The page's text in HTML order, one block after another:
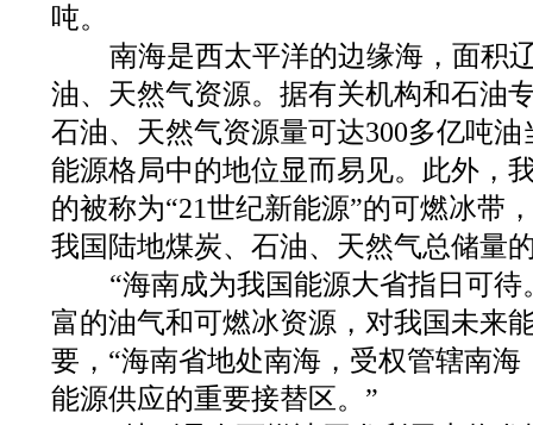
吨。
南海是西太平洋的边缘海，面积
油、天然气资源。据有关机构和石油
石油、天然气资源量可达300多亿吨
能源格局中的地位显而易见。此外，
的被称为“21世纪新能源”的可燃冰带
我国陆地煤炭、石油、天然气总储量
“海南成为我国能源大省指日可待
富的油气和可燃冰资源，对我国未来
要，“海南省地处南海，受权管辖南
能源供应的重要接替区。”